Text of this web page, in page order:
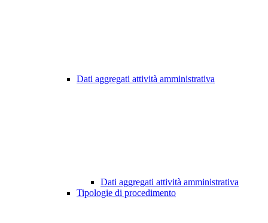
Dati aggregati attività amministrativa
Dati aggregati attività amministrativa
Tipologie di procedimento